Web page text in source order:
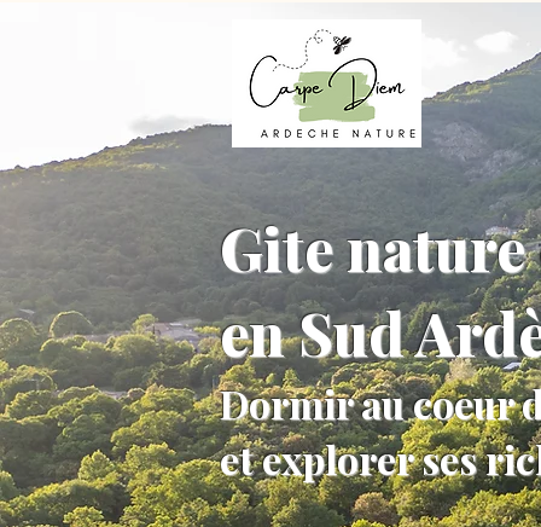
Gite
en Sud
Dormir au coeur
et explorer ses